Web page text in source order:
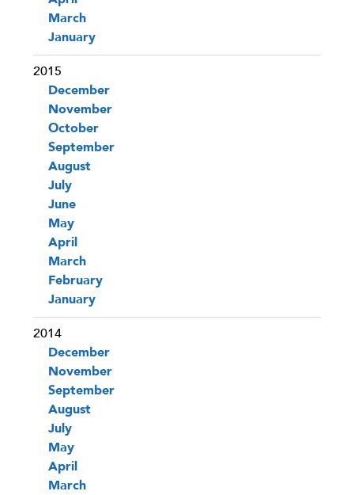
March
January
2015
December
November
October
September
August
July
June
May
April
March
February
January
2014
December
November
September
August
July
May
April
March